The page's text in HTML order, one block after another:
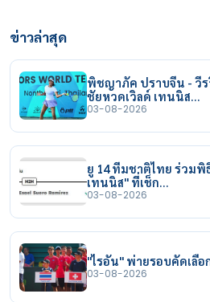
ข่าวล่าสุด
พิชญาภัค ปราบจีน - วี
ชัยหวดเวิลด์ เทนนิส…
03-08-2026
ยู 14 ทีมชาติไทย ร่วมพิ
เทนนิส" ที่เช็ก…
03-08-2026
"ไรอัน" พ่ายรอบคัดเลื
03-08-2026